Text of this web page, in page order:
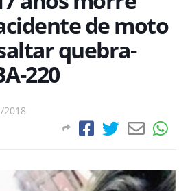
de moto
quebra-
220
2018